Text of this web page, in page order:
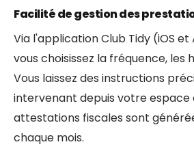
Facilité de gestion des
Via l'application Club Tidy (iOS et
vous choisissez la fréquence, les
Vous laissez des instructions
intervenant depuis votre espace
attestations fiscales sont
chaque mois.